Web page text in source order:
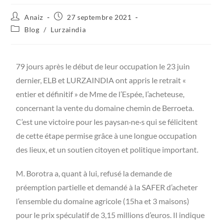
Anaiz
27 septembre 2021
Blog / Lurzaindia
79 jours après le début de leur occupation le 23 juin
dernier, ELB et LURZAINDIA ont appris le retrait «
entier et définitif » de Mme de l’Espée, l’acheteuse,
concernant la vente du domaine chemin de Berroeta.
C’est une victoire pour les paysan·ne·s qui se félicitent
de cette étape permise grâce à une longue occupation
des lieux, et un soutien citoyen et politique important.
M. Borotra a, quant à lui, refusé la demande de
préemption partielle et demandé à la SAFER d’acheter
l’ensemble du domaine agricole (15ha et 3 maisons)
pour le prix spéculatif de 3,15 millions d’euros. Il indique